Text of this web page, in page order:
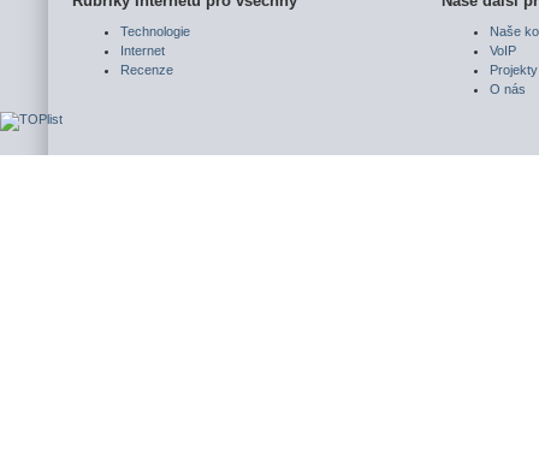
Technologie
Internet
Recenze
Naše
VoIP
Projekty
O nás